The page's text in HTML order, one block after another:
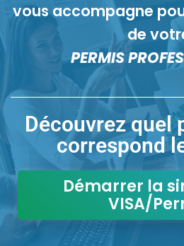
vous accompagne
de
PERMIS
Découvrez quel
correspond
Démarrer la
VISA/